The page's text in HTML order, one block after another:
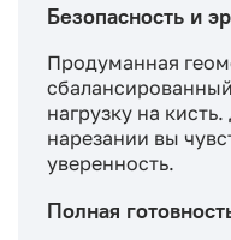
Безопасность и
Продуманная
нагрузку на
нарезании вы
уверенность.
Полная